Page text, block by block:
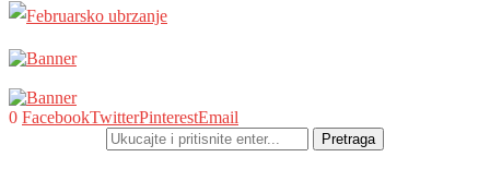
0 FacebookTwitterPinterestEmail